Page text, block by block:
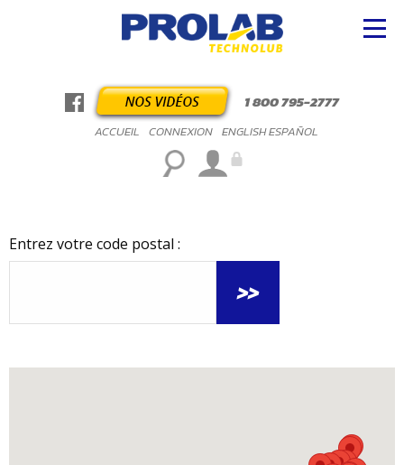
1 800 795-2777
ACCUEIL CONNEXION ENGLISHESPAÑOL
Entrez votre code postal :
>>